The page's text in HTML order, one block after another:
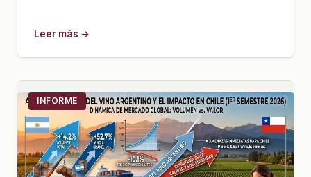
Leer más →
INFORME